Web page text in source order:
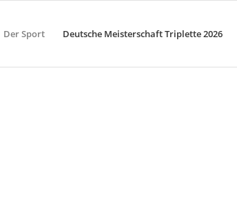
Der Sport Deutsche Meisterschaft Triplette 2026